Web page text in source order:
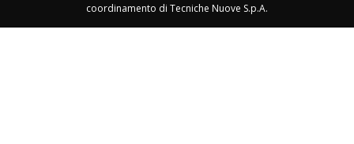
coordinamento di Tecniche Nuove S.p.A.